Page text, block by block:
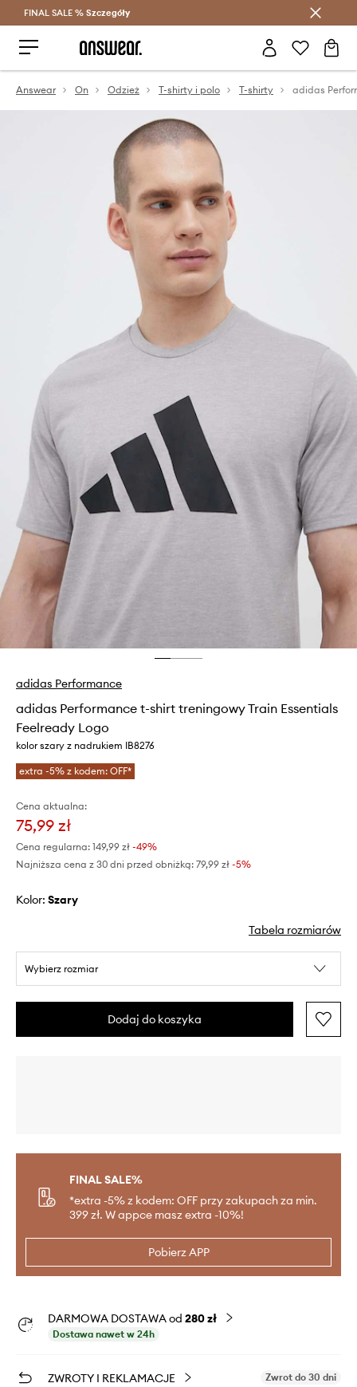
Oszczędzaj z Answear Club >
FINAL SALE % Szczegóły
Answear On Odzież T-shirty i polo T-shirty
adidas Performance
adidas Performance t-shirt treningowy Train Essentials
Feelready Logo
kolor szary z nadrukiem IB8276
extra -5% z kodem: OFF*
Cena aktualna:
75,99 zł
Cena regularna: 149,99 zł -49%
Najniższa cena z 30 dni przed obniżką: 79,99 zł -5%
Kolor: szary
Tabela rozmiarów
Wybierz rozmiar
Dodaj do koszyka
FINAL SALE%
*extra -5% z kodem: OFF przy zakupach za min.
399 zł. W appce masz extra -10%!
Pobierz APP
DARMOWA DOSTAWA od 280 zł
Dostawa nawet w 24h
ZWROTY I REKLAMACJE Zwrot do 30 dni